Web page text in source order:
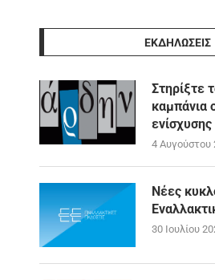
ΕΚΔΗΛΩΣΕΙΣ
Στηρίξτε
καμπάνια
ενίσχυσης
4 Αυγούστου
Νέες
30 Ιουλίου